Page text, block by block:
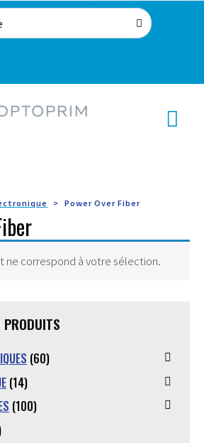
Power Over Fiber
ne correspond à votre sélection.
PRODUITS
(60)
(14)
(100)